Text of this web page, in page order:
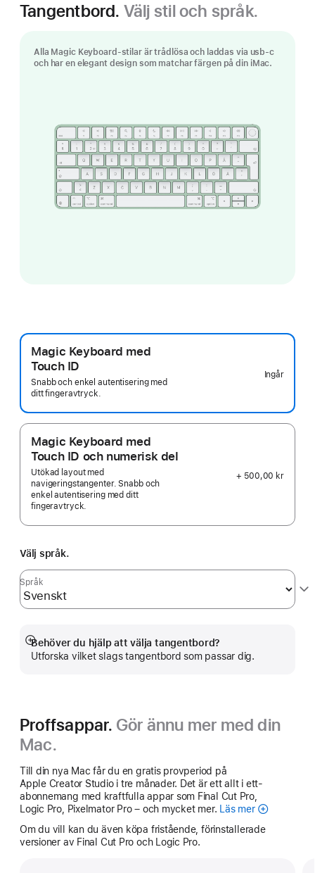
Tangentbord. Välj stil och språk.
Alla Magic Keyboard-stilar är trådlösa och laddas via usb-c
och har en elegant design som matchar färgen på din iMac.
Magic Keyboard med
Touch ID
Snabb och enkel autentisering med
ditt fingeravtryck.
Ingår
Magic Keyboard med
Touch ID och numerisk del
Utökad layout med
navigeringstangenter. Snabb och
enkel autentisering med ditt
fingeravtryck.
+ 500,00 kr
Välj språk.
Språk
Behöver du hjälp att välja tangentbord?
Utforska vilket slags tangentbord som passar dig.
Visa
mer
Proffsappar. Gör ännu mer med din
Mac.
Till din nya Mac får du en gratis provperiod på
Apple Creator Studio i tre månader. Det är ett allt i ett-
abonnemang med kraftfulla appar som Final Cut Pro,
Logic Pro, Pixelmator Pro – och mycket mer.
Läs merApple
Studio
Om du vill kan du även köpa fristående, förinstallerade
versioner av Final Cut Pro och Logic Pro.